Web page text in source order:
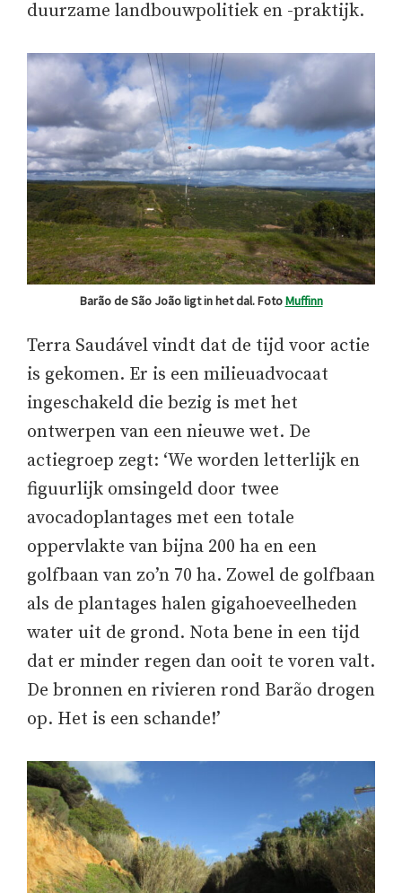
duurzame landbouwpolitiek en -praktijk.
Barão de São João ligt in het dal. FotoMuffinn
Terra Saudável vindt dat de tijd voor actie
is gekomen. Er is een milieuadvocaat
ingeschakeld die bezig is met het
ontwerpen van een nieuwe wet. De
actiegroep zegt: ‘We worden letterlijk en
figuurlijk omsingeld door twee
avocadoplantages met een totale
oppervlakte van bijna 200 ha en een
golfbaan van zo’n 70 ha. Zowel de golfbaan
als de plantages halen gigahoeveelheden
water uit de grond. Nota bene in een tijd
dat er minder regen dan ooit te voren valt.
De bronnen en rivieren rond Barão drogen
op. Het is een schande!’